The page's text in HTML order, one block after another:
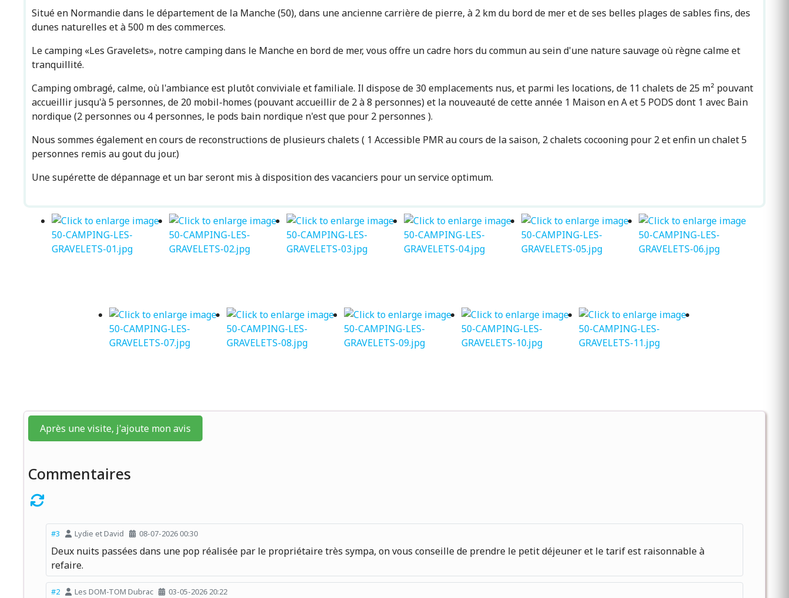
Situé en Normandie dans le département de la Manche (50), dans une ancienne carrière de pierre, à 2 km du bord de mer et de ses belles plages de sables fins, des
dunes naturelles et à 500 m des commerces.
Le camping «Les Gravelets», notre camping dans le Manche en bord de mer, vous offre un cadre hors du commun au sein d'une nature sauvage où règne calme et
tranquillité.
Camping ombragé, calme, où l'ambiance est plutôt conviviale et familiale. Il dispose de 30 emplacements nus, et parmi les locations, de 11 chalets de 25 m² pouvant
accueillir jusqu'à 5 personnes, de 20 mobil-homes (pouvant accueillir de 2 à 8 personnes) et la nouveauté de cette année 1 Maison en A et 5 PODS dont 1 avec Bain
nordique (2 personnes ou 4 personnes, le pods bain nordique n'est que pour 2 personnes ).
Nous sommes également en cours de reconstructions de plusieurs chalets ( 1 Accessible PMR au cours de la saison, 2 chalets cocooning pour 2 et enfin un chalet 5
personnes remis au gout du jour.)
Une supérette de dépannage et un bar seront mis à disposition des vacanciers pour un service optimum.
Après une visite, j'ajoute mon avis
Commentaires
#3 Lydie et David 08-07-2026 00:30
Deux nuits passées dans une pop réalisée par le propriétaire très sympa, on vous conseille de prendre le petit déjeuner et le tarif est raisonnable à
refaire.
#2 Les DOM-TOM Dubrac 03-05-2026 20:22